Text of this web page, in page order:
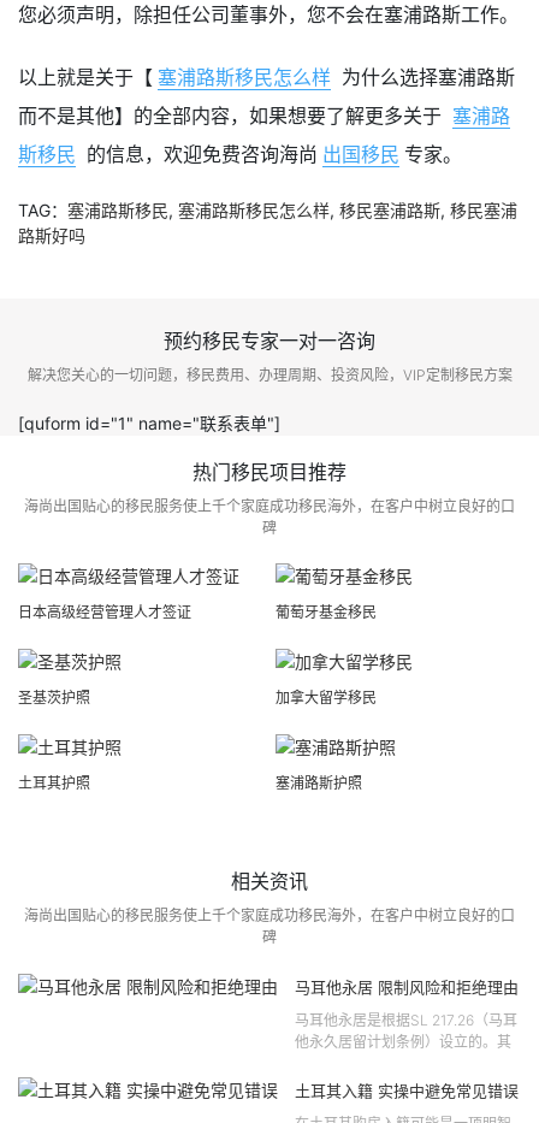
您必须声明，除担任公司董事外，您不会在塞浦路斯工作。
以上就是关于【 塞浦路斯移民怎么样 为什么选择塞浦路斯
而不是其他】的全部内容，如果想要了解更多关于 塞浦路
斯移民 的信息，欢迎免费咨询海尚 出国移民 专家。
TAG： 塞浦路斯移民, 塞浦路斯移民怎么样, 移民塞浦路斯, 移民塞浦
路斯好吗
预约移民专家一对一咨询
解决您关心的一切问题，移民费用、办理周期、投资风险，VIP定制移民方案
[quform id="1" name="联系表单"]
热门移民项目推荐
海尚出国贴心的移民服务使上千个家庭成功移民海外，在客户中树立良好的口
碑
日本高级经营管理人才签证 葡萄牙基金移民
圣基茨护照 加拿大留学移民
土耳其护照 塞浦路斯护照
相关资讯
海尚出国贴心的移民服务使上千个家庭成功移民海外，在客户中树立良好的口
碑
马耳他永居 限制风险和拒绝理由
马耳他永居是根据SL 217.26（马耳
他永久居留计划条例）设立的。其
121 号法律公告，并随后根据2024
土耳其入籍 实操中避免常见错误